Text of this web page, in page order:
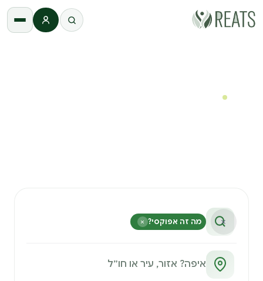
התחברות
מה זה אפוקסי? × ×